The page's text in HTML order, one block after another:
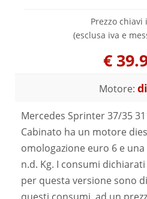
Prezzo chiavi
(esclusa iva e
€
Motore:
Mercedes Sprinter 37/35
Cabinato ha un motore
omologazione euro 6 e
n.d. Kg. I consumi
per questa versione sono